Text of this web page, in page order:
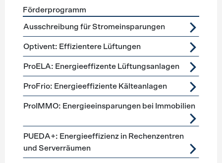
Förderprogramme Lüftung, Kälte, Klima
Förderprogramm
Ausschreibung für Stromeinsparungen
Optivent: Effizientere Lüftungen
ProELA: Energieeffizente Lüftungsanlagen
ProFrio: Energieeffiziente Kälteanlagen
ProIMMO: Energieeinsparungen bei Immobilien
PUEDA+: Energieeffizienz in Rechenzentren
und Serverräumen